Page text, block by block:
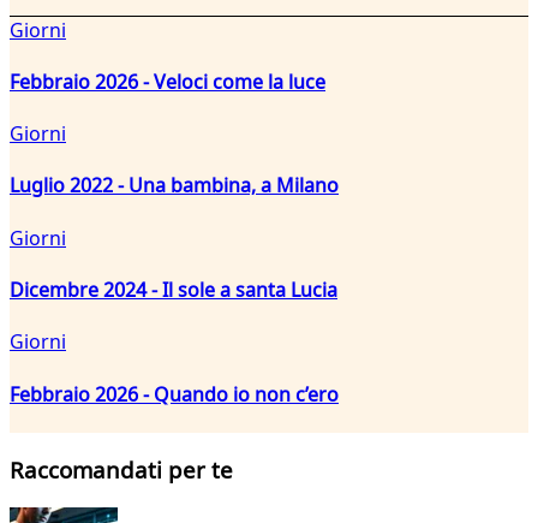
Giorni
Febbraio 2026 - Veloci come la luce
Giorni
Luglio 2022 - Una bambina, a Milano
Giorni
Dicembre 2024 - Il sole a santa Lucia
Giorni
Febbraio 2026 - Quando io non c’ero
Raccomandati per te